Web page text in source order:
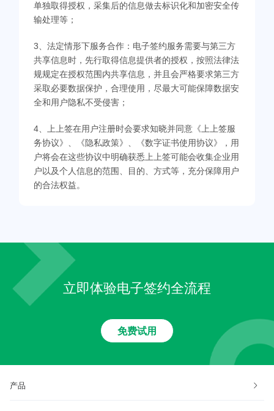
单独取得授权，采集后的信息做去标识化和加密安全传
输处理等；
3、法定情形下服务合作：电子签约服务需要与第三方
共享信息时，先行取得信息提供者的授权，按照法律法
规规定在授权范围内共享信息，并且会严格要求第三方
采取必要数据保护，合理使用，尽最大可能保障数据安
全和用户隐私不受侵害；
4、上上签在用户注册时会要求知晓并同意《上上签服
务协议》、《隐私政策》、《数字证书使用协议》，用
户将会在这些协议中明确获悉上上签可能会收集企业用
户以及个人信息的范围、目的、方式等，充分保障用户
的合法权益。
立即体验电子签约全流程
免费试用
产品